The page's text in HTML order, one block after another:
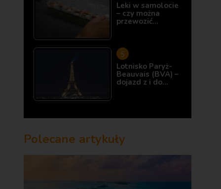
Leki w samolocie
– czy można
przewozić…
Lotnisko Paryż-
Beauvais (BVA) –
dojazd z i do…
Polecane artykuły